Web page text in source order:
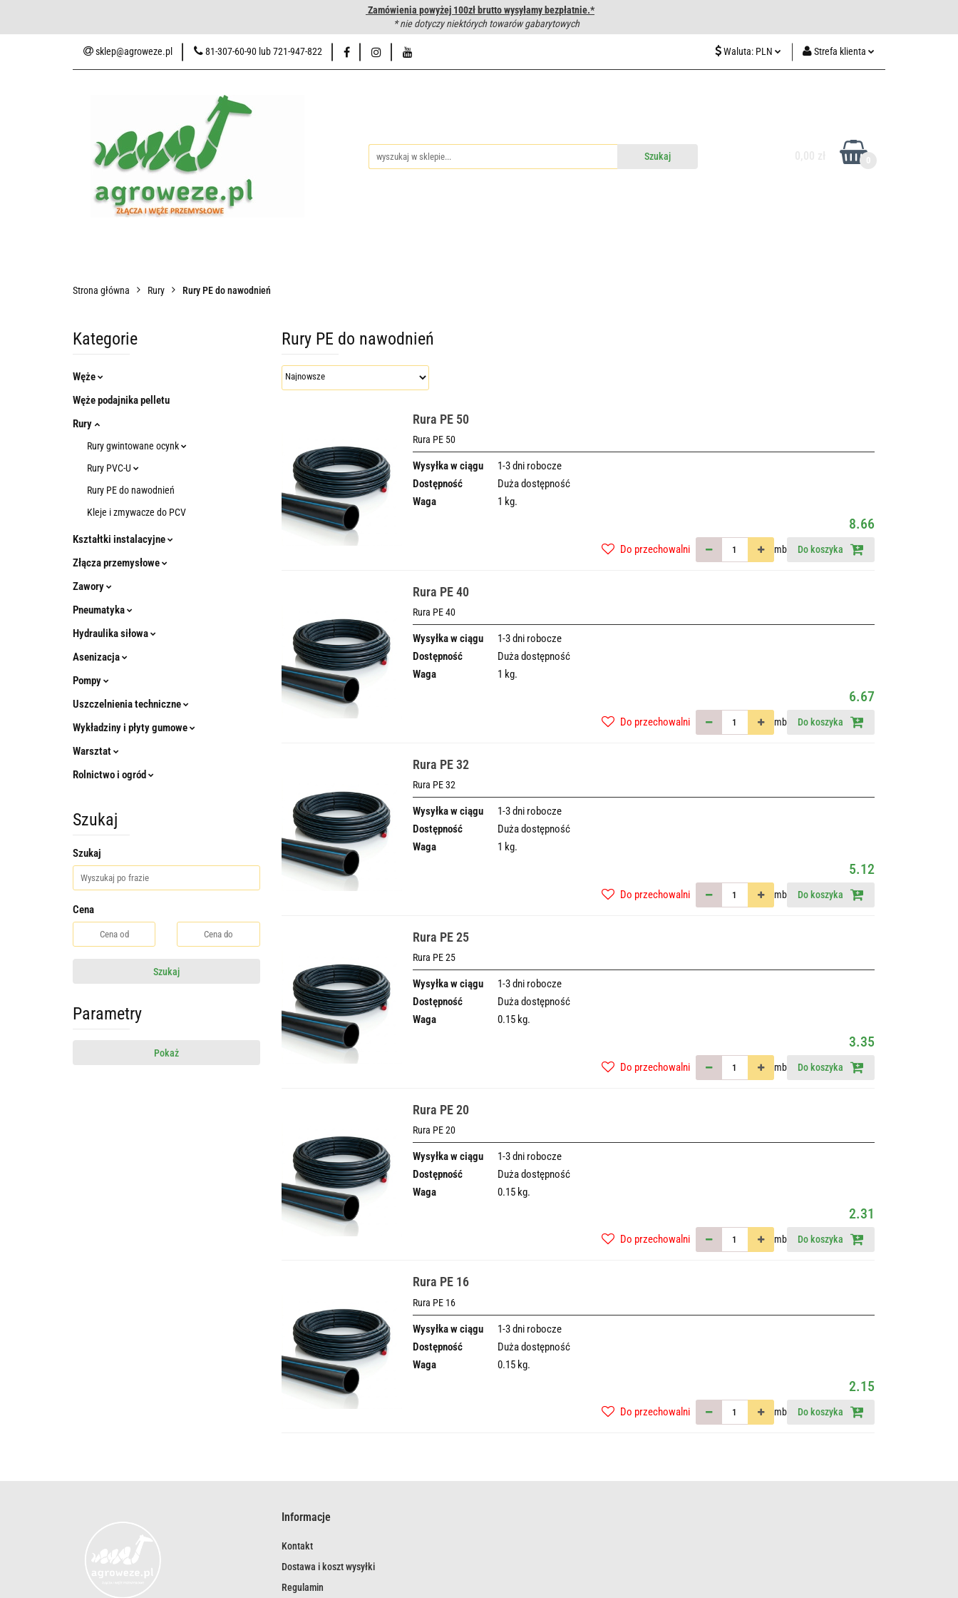
Zamówienia powyżej 100zł brutto wysyłamy bezpłatnie.*
* nie dotyczy niektórych towarów gabarytowych
sklep@agroweze.pl 81-307-60-90 lub 721-947-822 Waluta: PLN Strefa klienta
Zakuwanie węży hydraulicznych Hurtownia Napisz do nas
Strona główna Rury Rury PE do nawodnień
Kategorie
Węże
Węże podajnika pelletu
Rury
Rury gwintowane ocynk
Rury PVC-U
Rury PE do nawodnień
Kleje i zmywacze do PCV
Kształtki instalacyjne
Złącza przemysłowe
Zawory
Pneumatyka
Hydraulika siłowa
Asenizacja
Pompy
Uszczelnienia techniczne
Wykładziny i płyty gumowe
Warsztat
Rolnictwo i ogród
Szukaj
Szukaj
Cena
Szukaj
Parametry
Pokaż
Rury PE do nawodnień
Rura PE 50
Rura PE 50
Wysyłka w ciągu
1-3 dni robocze
Dostępność
Duża dostępność
Waga
1 kg.
8.66
mb Do koszyka
Do przechowalni
Rura PE 40
Rura PE 40
Wysyłka w ciągu
1-3 dni robocze
Dostępność
Duża dostępność
Waga
1 kg.
6.67
mb Do koszyka
Do przechowalni
Rura PE 32
Rura PE 32
Wysyłka w ciągu
1-3 dni robocze
Dostępność
Duża dostępność
Waga
1 kg.
5.12
mb Do koszyka
Do przechowalni
Rura PE 25
Rura PE 25
Wysyłka w ciągu
1-3 dni robocze
Dostępność
Duża dostępność
Waga
0.15 kg.
3.35
mb Do koszyka
Do przechowalni
Rura PE 20
Rura PE 20
Wysyłka w ciągu
1-3 dni robocze
Dostępność
Duża dostępność
Waga
0.15 kg.
2.31
mb Do koszyka
Do przechowalni
Rura PE 16
Rura PE 16
Wysyłka w ciągu
1-3 dni robocze
Dostępność
Duża dostępność
Waga
0.15 kg.
2.15
mb Do koszyka
Do przechowalni
Informacje
Kontakt
Dostawa i koszt wysyłki
Regulamin